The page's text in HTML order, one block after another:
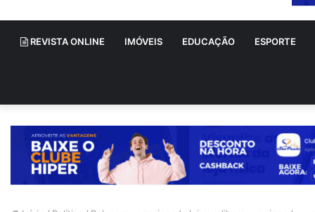
REVISTA ONLINE IMÓVEIS EDUCAÇÃO ESPORTE